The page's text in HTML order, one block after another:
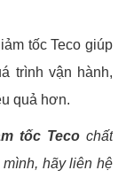
tốc Teco giúp
trình vận hành,
quả hơn.
tốc Teco chất
hãy liên hệ